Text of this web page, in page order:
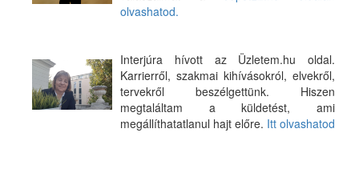
olvashatod.
Interjúra hívott az Üzletem.hu oldal.
Karrierről, szakmai kihívásokról, elvekről,
tervekről beszélgettünk. Hiszen
megtaláltam a küldetést, ami
megállíthatatlanul hajt előre. Itt olvashatod